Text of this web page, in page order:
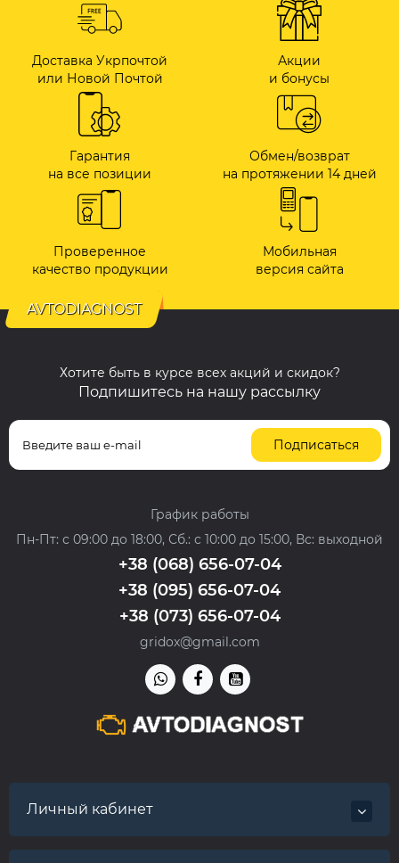
Доставка Укрпочтой
или Новой Почтой
Акции
и бонусы
Гарантия
на все позиции
Обмен/возврат
на протяжении 14 дней
Проверенное
качество продукции
Мобильная
версия сайта
AVTODIAGNOST
Хотите быть в курсе всех акций и скидок?
Подпишитесь на нашу рассылку
Подписаться
График работы
Пн-Пт: с 09:00 до 18:00, Сб.: с 10:00 до 15:00, Вс: выходной
+38 (068) 656-07-04
+38 (095) 656-07-04
+38 (073) 656-07-04
gridox@gmail.com
Личный кабинет